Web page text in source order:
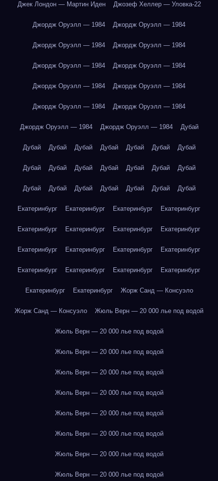
Джек Лондон — Мартин Иден Джозеф Хеллер — Уловка-22
Джордж Оруэлл — 1984 Джордж Оруэлл — 1984
Джордж Оруэлл — 1984 Джордж Оруэлл — 1984
Джордж Оруэлл — 1984 Джордж Оруэлл — 1984
Джордж Оруэлл — 1984 Джордж Оруэлл — 1984
Джордж Оруэлл — 1984 Джордж Оруэлл — 1984
Джордж Оруэлл — 1984 Джордж Оруэлл — 1984 Дубай
Дубай Дубай Дубай Дубай Дубай Дубай Дубай
Дубай Дубай Дубай Дубай Дубай Дубай Дубай
Дубай Дубай Дубай Дубай Дубай Дубай Дубай
Екатеринбург Екатеринбург Екатеринбург Екатеринбург
Екатеринбург Екатеринбург Екатеринбург Екатеринбург
Екатеринбург Екатеринбург Екатеринбург Екатеринбург
Екатеринбург Екатеринбург Екатеринбург Екатеринбург
Екатеринбург Екатеринбург Жорж Санд — Консуэло
Жорж Санд — Консуэло Жюль Верн — 20 000 лье под водой
Жюль Верн — 20 000 лье под водой
Жюль Верн — 20 000 лье под водой
Жюль Верн — 20 000 лье под водой
Жюль Верн — 20 000 лье под водой
Жюль Верн — 20 000 лье под водой
Жюль Верн — 20 000 лье под водой
Жюль Верн — 20 000 лье под водой
Жюль Верн — 20 000 лье под водой